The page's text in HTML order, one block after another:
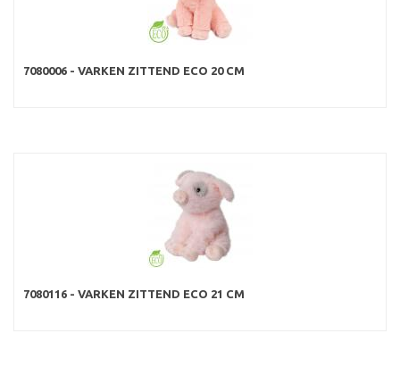
7080006 - VARKEN ZITTEND ECO 20 CM
7080116 - VARKEN ZITTEND ECO 21 CM